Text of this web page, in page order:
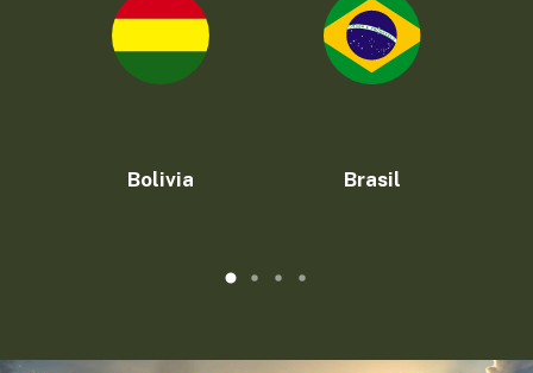
Bolivia Brasil